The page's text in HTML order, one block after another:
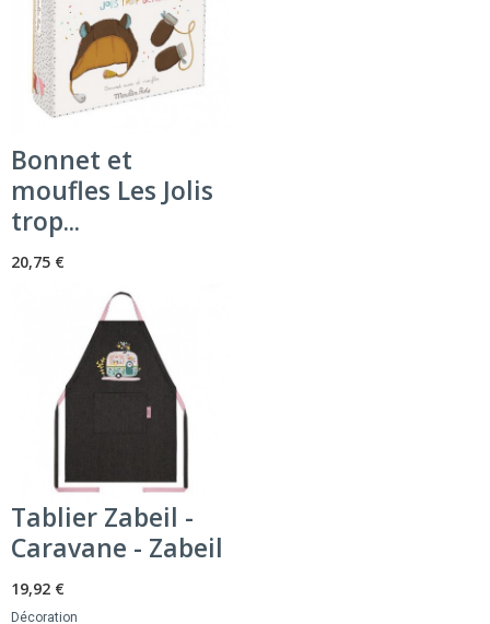
Bonnet et
moufles Les Jolis
trop...
20,75 €
Tablier Zabeil -
Caravane - Zabeil
19,92 €
Décoration